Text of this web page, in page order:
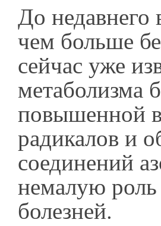
До недавнего
чем больше
сейчас уже
метаболизма
повышенной
радикалов и
соединений
немалую
болезней.